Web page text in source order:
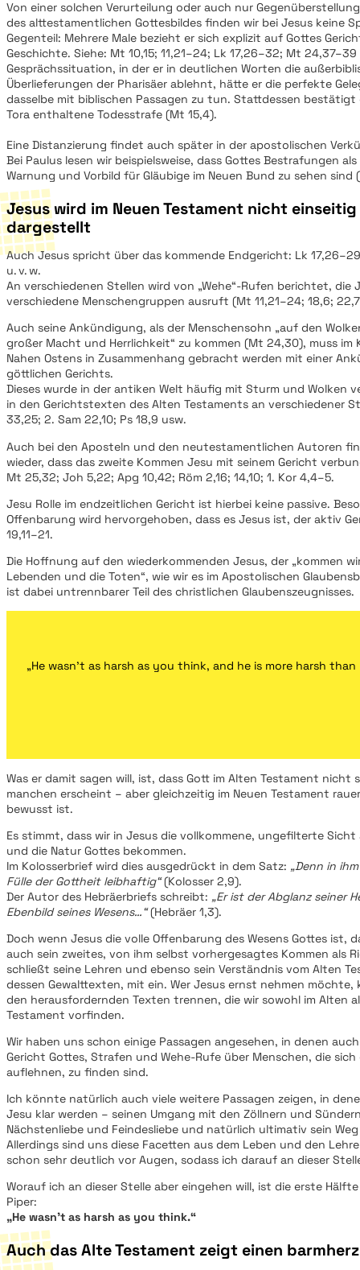
Von einer solchen Verurteilung oder auch nur
des alttestamentlichen Gottesbildes finden wir bei Jesus keine
Gegenteil: Mehrere Male bezieht er sich explizit auf Gottes
Geschichte. Siehe: Mt 10,15; 11,21–24; Lk 17,26–32; Mt 24,37–39
Gesprächssituation, in der er in deutlichen Worten die
Überlieferungen der Pharisäer ablehnt, hätte er die perfekte
dasselbe mit biblischen Passagen zu tun. Stattdessen bestätigt
Tora enthaltene Todesstrafe (Mt 15,4).
Eine Distanzierung findet auch später in der apostolischen
Bei Paulus lesen wir beispielsweise, dass Gottes Bestrafungen
Warnung und Vorbild für Gläubige im Neuen Bund zu sehen sind
Jesus wird im Neuen Testament nicht
dargestellt
Auch Jesus spricht über das kommende Endgericht: Lk
u. v. w.
An verschiedenen Stellen wird von „Wehe“-Rufen berichtet, die
verschiedene Menschengruppen ausruft (Mt 11,21–24; 18,6;
Auch seine Ankündigung, als der Menschensohn „auf den
großer Macht und Herrlichkeit“ zu kommen (Mt 24,30), muss
Nahen Ostens in Zusammenhang gebracht werden mit einer
göttlichen Gerichts.
Dieses wurde in der antiken Welt häufig mit Sturm und Wolken
in den Gerichtstexten des Alten Testaments an verschiedener
33,25; 2. Sam 22,10; Ps 18,9 usw.
Auch bei den Aposteln und den neutestamentlichen Autoren
wieder, dass das zweite Kommen Jesu mit seinem Gericht
Mt 25,32; Joh 5,22; Apg 10,42; Röm 2,16; 14,10; 1. Kor 4,4–5.
Jesu Rolle im endzeitlichen Gericht ist hierbei keine passive.
Offenbarung wird hervorgehoben, dass es Jesus ist, der aktiv
19,11–21.
Die Hoffnung auf den wiederkommenden Jesus, der „kommen
Lebenden und die Toten“, wie wir es im Apostolischen
ist dabei untrennbarer Teil des christlichen Glaubenszeugnisses.
„He wasn’t as harsh as you think, and he is more harsh
Was er damit sagen will, ist, dass Gott im Alten Testament nicht
manchen erscheint – aber gleichzeitig im Neuen Testament
bewusst ist.
Es stimmt, dass wir in Jesus die vollkommene, ungefilterte
und die Natur Gottes bekommen.
Im Kolosserbrief wird dies ausgedrückt in dem Satz: „Denn in
Fülle der Gottheit leibhaftig“(Kolosser 2,9).
Der Autor des Hebräerbriefs schreibt: „Er ist der Abglanz seiner
Ebenbild seines Wesens…“(Hebräer 1,3).
Doch wenn Jesus die volle Offenbarung des Wesens Gottes ist,
auch sein zweites, von ihm selbst vorhergesagtes Kommen als
schließt seine Lehren und ebenso sein Verständnis vom Alten
dessen Gewalttexten, mit ein. Wer Jesus ernst nehmen
den herausfordernden Texten trennen, die wir sowohl im Alten
Testament vorfinden.
Wir haben uns schon einige Passagen angesehen, in denen
Gericht Gottes, Strafen und Wehe-Rufe über Menschen, die
auflehnen, zu finden sind.
Ich könnte natürlich auch viele weitere Passagen zeigen, in
Jesu klar werden – seinen Umgang mit den Zöllnern und
Nächstenliebe und Feindesliebe und natürlich ultimativ sein
Allerdings sind uns diese Facetten aus dem Leben und den
schon sehr deutlich vor Augen, sodass ich darauf an dieser
Worauf ich an dieser Stelle aber eingehen will, ist die erste
Piper:
„He wasn’t as harsh as you think.“
Auch das Alte Testament zeigt einen